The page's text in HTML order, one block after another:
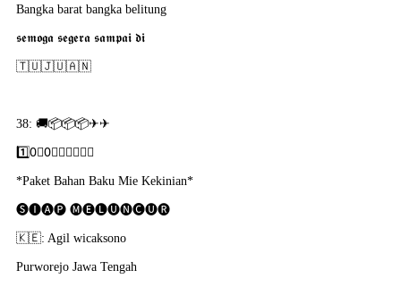
Bangka barat bangka belitung
𝖘𝖊𝖒𝖔𝖌𝖆 𝖘𝖊𝖌𝖊𝖗𝖆 𝖘𝖆𝖒𝖕𝖆𝖎 𝖉𝖎
🇹​🇺​🇯​🇺​🇦​🇳
38: 🚚📦📦📦✈✈
1️⃣0⃣0⃣🇵​🇴​🇷​🇸​🇮​
*Paket Bahan Baku Mie Kekinian*
🅢🅘🅐🅟 🅜🅔🅛🅤🅝🅒🅤🅡
🇰​🇪: Agil wicaksono
Purworejo Jawa Tengah